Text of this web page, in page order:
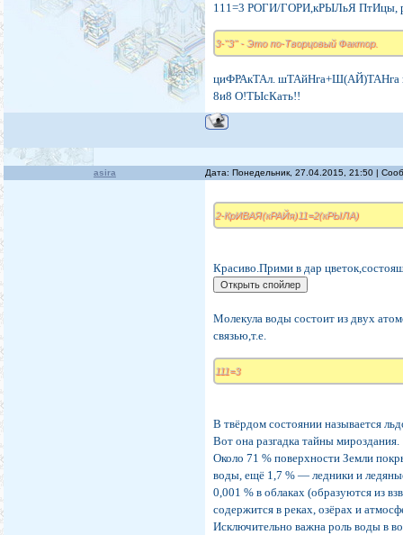
111=3 РОГИ/ГОРИ,кРЫЛьЯ
3-"З" - Это по-Творцовый Фактор.
циФРАкТАл.
8и8 О!ТЫсКать!!
asira Дата: Понедельник, 27.04.2015, 21:50 |
2-КрИВАЯ(кРАЙя)11=2(кРЫЛА)
Красиво.Прими в дар
Молекула воды состоит из двух
связью,т.е.
111=3
В твёрдом состоянии называется
Вот она разгадка тайны мироздания.
Около 71 % поверхности Земли
воды, ещё 1,7 % — ледники и
0,001 % в облаках (образуются из
содержится в реках, озёрах и
Исключительно важна роль воды в